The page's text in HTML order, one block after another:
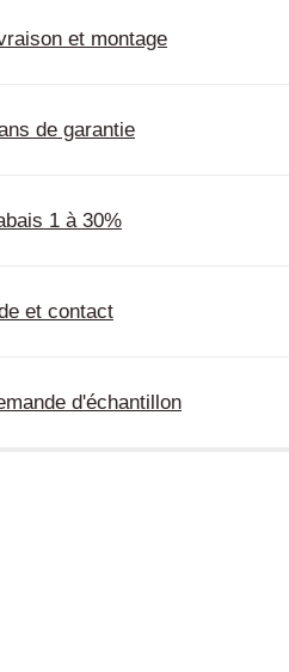
et montage
de garantie
1 à 30%
et contact
d'échantillon